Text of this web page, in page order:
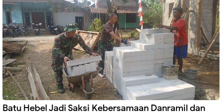
Batu Hebel Jadi Saksi Kebersamaan Danramil dan